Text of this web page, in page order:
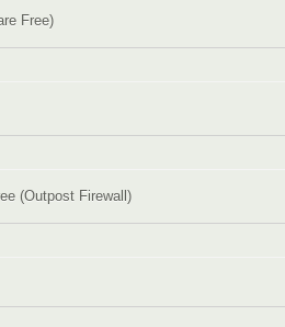
Free)
(Outpost Firewall)